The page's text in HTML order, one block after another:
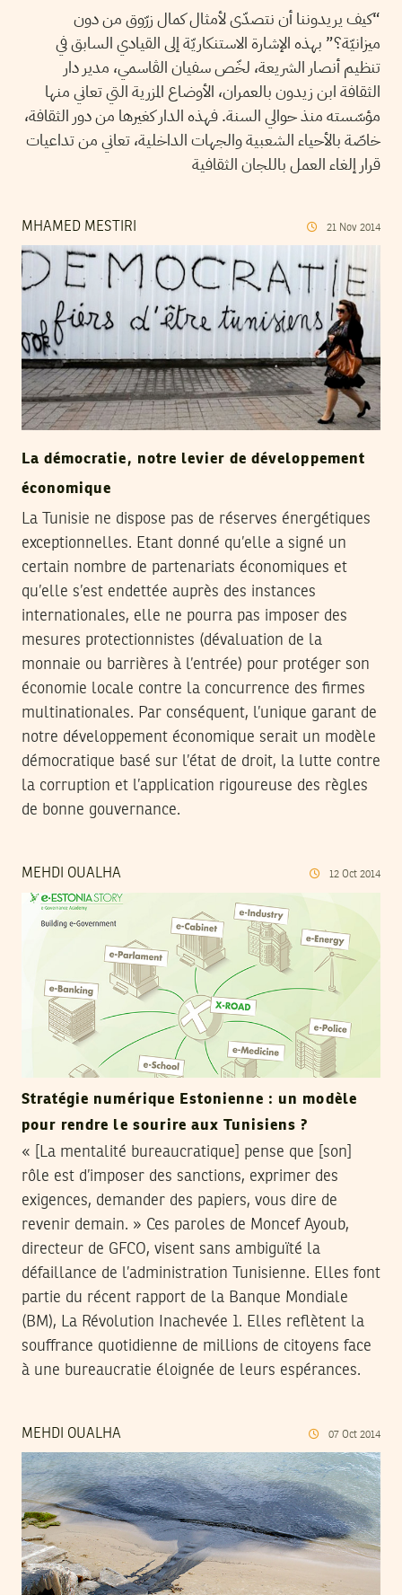
“كيف يريدوننا أن نتصدّى لأمثال كمال زرّوق من دون
ميزانيّة؟” بهذه الإشارة الاستنكاريّة إلى القيادي السابق في
تنظيم أنصار الشريعة، لخّص سفيان الڨاسمي، مدير دار
الثقافة ابن زيدون بالعمران، الأوضاع المزرية التي تعاني منها
مؤسّسته منذ حوالي السنة. فهذه الدار كغيرها من دور الثقافة،
خاصّة بالأحياء الشعبية والجهات الداخلية، تعاني من تداعيات
قرار إلغاء العمل باللجان الثقافية
MHAMED MESTIRI 21 Nov 2014
La démocratie, notre levier de développement
économique
La Tunisie ne dispose pas de réserves énergétiques
exceptionnelles. Etant donné qu’elle a signé un
certain nombre de partenariats économiques et
qu’elle s’est endettée auprès des instances
internationales, elle ne pourra pas imposer des
mesures protectionnistes (dévaluation de la
monnaie ou barrières à l’entrée) pour protéger son
économie locale contre la concurrence des firmes
multinationales. Par conséquent, l’unique garant de
notre développement économique serait un modèle
démocratique basé sur l’état de droit, la lutte contre
la corruption et l’application rigoureuse des règles
de bonne gouvernance.
MEHDI OUALHA 12 Oct 2014
Stratégie numérique Estonienne : un modèle
pour rendre le sourire aux Tunisiens ?
« [La mentalité bureaucratique] pense que [son]
rôle est d’imposer des sanctions, exprimer des
exigences, demander des papiers, vous dire de
revenir demain. » Ces paroles de Moncef Ayoub,
directeur de GFCO, visent sans ambiguïté la
défaillance de l’administration Tunisienne. Elles font
partie du récent rapport de la Banque Mondiale
(BM), La Révolution Inachevée 1. Elles reflètent la
souffrance quotidienne de millions de citoyens face
à une bureaucratie éloignée de leurs espérances.
MEHDI OUALHA 07 Oct 2014